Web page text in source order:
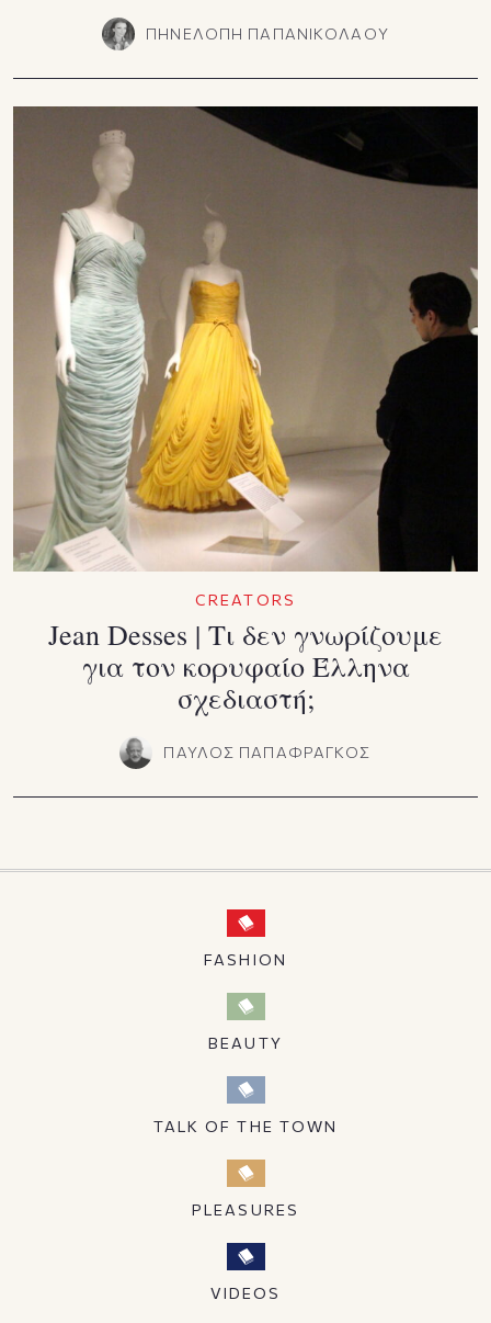
ΠΗΝΕΛΟΠΗ ΠΑΠΑΝΙΚΟΛΑΟΥ
CREATORS
Jean Desses | Τι δεν γνωρίζουμε
για τον κορυφαίο Έλληνα
σχεδιαστή;
ΠΑΥΛΟΣ ΠΑΠΑΦΡΑΓΚΟΣ
FASHION
BEAUTY
TALK OF THE TOWN
PLEASURES
VIDEOS